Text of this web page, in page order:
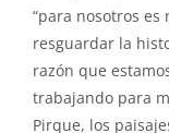
“para nosotros
resguardar la
razón que
trabajando para
Pirque, los